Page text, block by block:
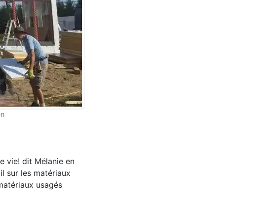
vie! dit Mélanie en
sur les matériaux
usagés